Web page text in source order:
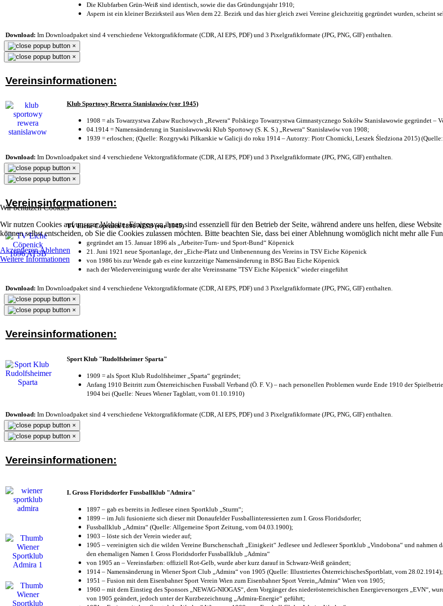
Wir benutzen Cookies
Wir nutzen Cookies auf unserer Website. Einige von ihnen sind essenziell für den Betrieb der Seite, während andere uns helfen, diese
können selbst entscheiden, ob Sie die Cookies zulassen möchten. Bitte beachten Sie, dass bei einer Ablehnung womöglich nicht mehr alle
AkzeptierenAblehnen
Weitere Informationen
Die Klubfarben Grün-Weiß sind identisch, sowie die das Gründungsjahr 1910;
Aspern ist ein kleiner Bezirksteil aus Wien dem 22. Bezirk und das hier gleich zwei Vereine gleichzeitig gegründet wurden, scheint
Download: Im Downloadpaket sind 4 verschiedene Vektorgrafikformate (CDR, AI EPS, PDF) und 3 Pixelgrafikformate (JPG, PNG, GIF) enthalten.
×
×
Vereinsinformationen:
Klub Sportowy Rewera Stanisławów (vor 1945)
1908 = als Towarzystwa Zabaw Ruchowych „Rewera“ Polskiego Towarzystwa Gimnastycznego Sokółw Stanisławowie gegründet –
04.1914 = Namensänderung in Stanisławowski Klub Sportowy (S. K. S.) „Rewera“ Stanisławów von 1908;
1939 = erloschen; (Quelle: Rozgrywki Piłkarskie w Galicji do roku 1914 – Autorzy: Piotr Chomicki, Leszek Śledziona 2015) (Quelle:
Download: Im Downloadpaket sind 4 verschiedene Vektorgrafikformate (CDR, AI EPS, PDF) und 3 Pixelgrafikformate (JPG, PNG, GIF) enthalten.
×
×
Vereinsinformationen:
TV Eiche Cöpenick 1896 ATSB (vor 1945)
gegründet am 15. Januar 1896 als „Arbeiter-Turn- und Sport-Bund“ Köpenick
21. Juni 1921 neue Sportanlage, der „Eiche-Platz und Umbenennung des Vereins in TSV Eiche Köpenick
von 1986 bis zur Wende gab es eine kurzzeitige Namensänderung in BSG Bau Eiche Köpenick
nach der Wiedervereinigung wurde der alte Vereinsname "TSV Eiche Köpenick" wieder eingeführt
Download: Im Downloadpaket sind 4 verschiedene Vektorgrafikformate (CDR, AI EPS, PDF) und 3 Pixelgrafikformate (JPG, PNG, GIF) enthalten.
×
×
Vereinsinformationen:
Sport Klub "Rudolfsheimer Sparta"
1909 = als Sport Klub Rudolfsheimer „Sparta“ gegründet;
Anfang 1910 Beitritt zum Österreichischen Fussball Verband (Ö. F. V.) – nach personellen Problemen wurde Ende 1910 der
1904 bei (Quelle: Neues Wiener Tagblatt, vom 01.10.1910)
Download: Im Downloadpaket sind 4 verschiedene Vektorgrafikformate (CDR, AI EPS, PDF) und 3 Pixelgrafikformate (JPG, PNG, GIF) enthalten.
×
×
Vereinsinformationen:
I. Gross Floridsdorfer Fussballklub "Admira"
1897 – gab es bereits in Jedlesee einen Sportklub „Sturm“;
1899 – im Juli fusionierte sich dieser mit Donaufelder Fussballinteressierten zum I. Gross Floridsdorfer;
Fussballklub „Admira“ (Quelle: Allgemeine Sport Zeitung, vom 04.03.1900);
1903 – löste sich der Verein wieder auf;
1905 – vereinigten sich die wilden Vereine Burschenschaft „Einigkeit“ Jedlesee und Jedleseer Sportklub „Vindobona“ und nahmen
den ehemaligen Namen I. Gross Floridsdorfer Fussballklub „Admira“
von 1905 an – Vereinsfarben: offiziell Rot-Gelb, wurde aber kurz darauf in Schwarz-Weiß geändert;
1914 – Namensänderung in Wiener Sport Club „Admira“ von 1905 (Quelle: Illustriertes ÖsterreichischesSportblatt, vom 28.02.1914);
1951 – Fusion mit dem Eisenbahner Sport Verein Wien zum Eisenbahner Sport Verein„Admira“ Wien von 1905;
1960 – mit dem Einstieg des Sponsors „NEWAG-NIOGAS“, dem Vorgänger des niederösterreichischen Energieversorgers „EVN“,
von 1905 geändert, jedoch unter der Kurzbezeichnung „Admira-Energie“ geführt;